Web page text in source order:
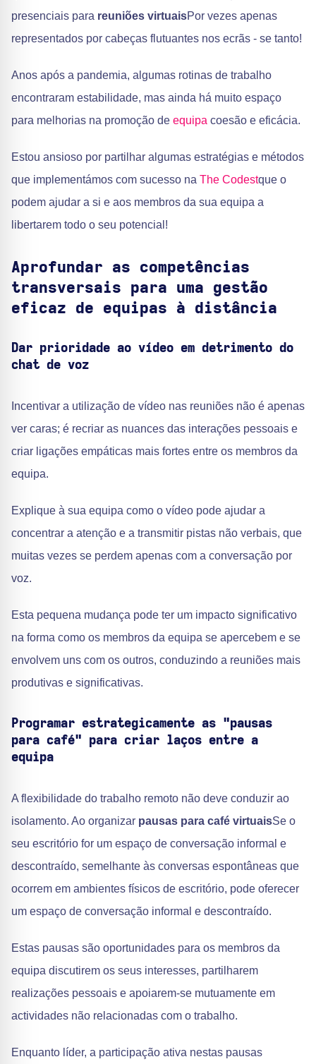
presenciais para reuniões virtuaisPor vezes apenas
representados por cabeças flutuantes nos ecrãs - se tanto!
Anos após a pandemia, algumas rotinas de trabalho
encontraram estabilidade, mas ainda há muito espaço
para melhorias na promoção de equipa coesão e eficácia.
Estou ansioso por partilhar algumas estratégias e métodos
que implementámos com sucesso na The Codestque o
podem ajudar a si e aos membros da sua equipa a
libertarem todo o seu potencial!
Aprofundar as competências
transversais para uma gestão
eficaz de equipas à distância
Dar prioridade ao vídeo em detrimento do
chat de voz
Incentivar a utilização de vídeo nas reuniões não é apenas
ver caras; é recriar as nuances das interações pessoais e
criar ligações empáticas mais fortes entre os membros da
equipa.
Explique à sua equipa como o vídeo pode ajudar a
concentrar a atenção e a transmitir pistas não verbais, que
muitas vezes se perdem apenas com a conversação por
voz.
Esta pequena mudança pode ter um impacto significativo
na forma como os membros da equipa se apercebem e se
envolvem uns com os outros, conduzindo a reuniões mais
produtivas e significativas.
Programar estrategicamente as "pausas
para café" para criar laços entre a
equipa
A flexibilidade do trabalho remoto não deve conduzir ao
isolamento. Ao organizar pausas para café virtuaisSe o
seu escritório for um espaço de conversação informal e
descontraído, semelhante às conversas espontâneas que
ocorrem em ambientes físicos de escritório, pode oferecer
um espaço de conversação informal e descontraído.
Estas pausas são oportunidades para os membros da
equipa discutirem os seus interesses, partilharem
realizações pessoais e apoiarem-se mutuamente em
actividades não relacionadas com o trabalho.
Enquanto líder, a participação ativa nestas pausas